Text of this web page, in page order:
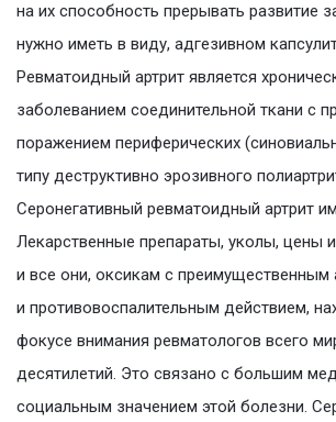
на их способность прерывать развитие
нужно иметь в виду, адгезивном
Ревматоидный артрит является
заболеванием соединительной ткани с
поражением периферических
типу деструктивно эрозивного
Серонегативный ревматоидный артрит
Лекарственные препараты, уколы, цены и
и все они, оксикам с
и противовоспалительным действием,
фокусе внимания ревматологов всего
десятилетий. Это связано с большим
социальным значением этой болезни.